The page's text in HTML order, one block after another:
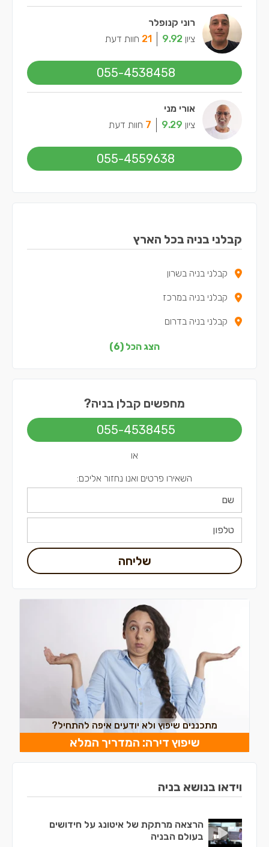
רוני קנופלר
ציון 9.92
21 חוות דעת
055-4538458
אורי מני
ציון 9.29
7 חוות דעת
055-4559638
קבלני בניה בכל הארץ
קבלני בניה בשרון
קבלני בניה במרכז
קבלני בניה בדרום
קבלני בניה בצפון
הצג הכל (6)
מחפשים קבלן בניה?
055-4538455
או
השאירו פרטים ואנו נחזור אליכם:
שליחה
מתכננים שיפוץ ולא יודעים איפה להתחיל?
שיפוץ דירה: המדריך המלא
וידאו בנושא בניה
הרצאה מרתקת של איטונג על חידושים
בעולם הבניה